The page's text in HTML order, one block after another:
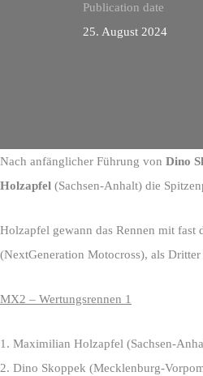
Publication date
25. August 2024
Nach anfänglicher Führung von Dino
Holzapfel (Sachsen-Anhalt) die
Holzapfel gewann das Rennen mit fast
(NextGeneration Motocross), als
MX2 – Wertungsrennen 1
1. Maximilian Holzapfel (Sachsen-
2. Dino Skoppek (Mecklenburg-